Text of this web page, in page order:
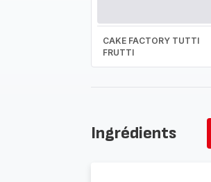
CAKE FACTORY TUTTI
FRUTTI
Ingrédients